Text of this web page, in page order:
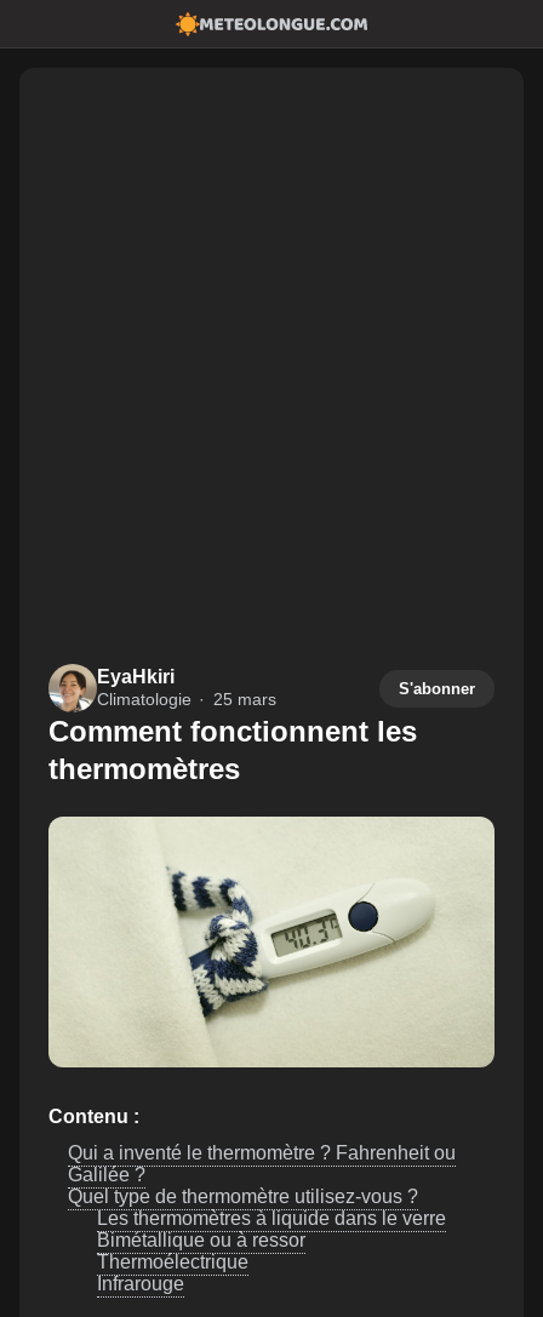
EyaHkiri
Climatologie 25 mars
S'abonner
Comment fonctionnent les
thermomètres
Contenu :
Qui a inventé le thermomètre ? Fahrenheit ou
Galilée ?
Quel type de thermomètre utilisez-vous ?
Les thermomètres à liquide dans le verre
Bimétallique ou à ressor
Thermoélectrique
Infrarouge